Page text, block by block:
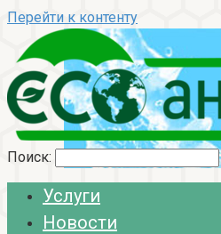
Перейти к контенту
Поиск:
Услуги
Новости